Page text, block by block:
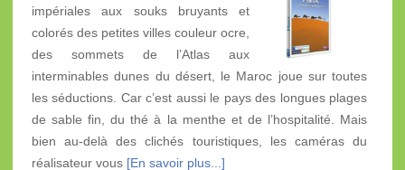
impériales aux souks bruyants et
colorés des petites villes couleur ocre,
des sommets de l’Atlas aux
interminables dunes du désert, le Maroc joue sur toutes
les séductions. Car c’est aussi le pays des longues plages
de sable fin, du thé à la menthe et de l’hospitalité. Mais
bien au-delà des clichés touristiques, les caméras du
réalisateur vous [En savoir plus...]